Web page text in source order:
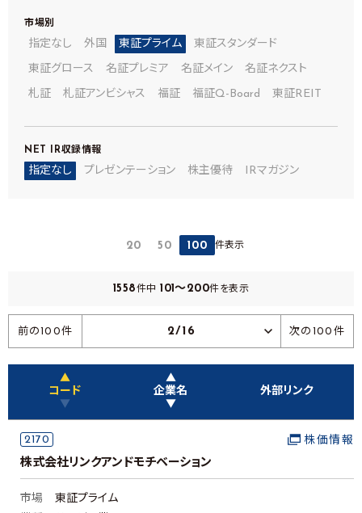
市場別
指定なし 外国 東証プライム 東証スタンダード
東証グロース 名証プレミア 名証メイン 名証ネクスト
札証 札証アンビシャス 福証 福証Q-Board 東証REIT
NET IR収録情報
指定なし プレゼンテーション 株主優待 IRマガジン
20 50 100 件表示
1558件中 101～200件を表示
前の100件 2/16 次の100件
▲
コード
▼
▲
企業名
▼
外部リンク
2170
株式会社リンクアンドモチベーション
株価情報
市場
東証プライム